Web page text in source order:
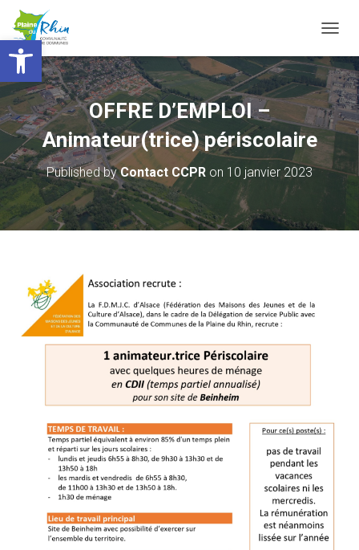
Ouvrir la barre d’outils
O
G
G
L
E
N
A
OFFRE D’EMPLOI –
Animateur(trice) périscolaire
Published byContact CCPR on 10 janvier 2023